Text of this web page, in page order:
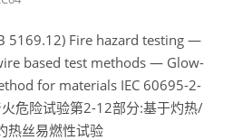
5169.12) Fire hazard testing —
based test methods — Glow-
for materials IEC 60695-2-
危险试验第2-12部分:基于灼热/
热丝易燃性试验